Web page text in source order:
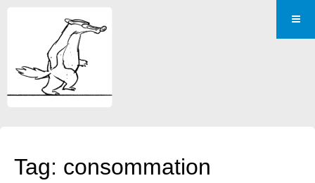
Tag: consommation